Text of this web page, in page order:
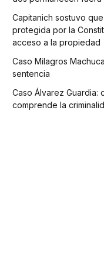
Capitanich sostuvo
protegida por la
acceso a la propiedad
Caso Milagros
sentencia
Caso Álvarez Guardia:
comprende la